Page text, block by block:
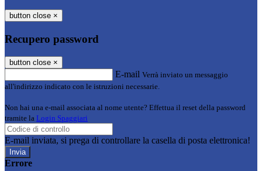
button close ×
Recupero password
button close ×
E-mail Verrà inviato un messaggio
all'indirizzo indicato con le istruzioni necessarie.
Non hai una e-mail associata al nome utente? Effettua il reset della password
tramite la Login Spaggiari
E-mail inviata, si prega di controllare la casella di posta elettronica!
Errore